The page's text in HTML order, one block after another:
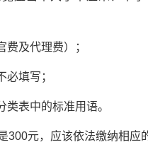
及代理费）；
填写；
表中的标准用语。
元，应该依法缴纳相应的